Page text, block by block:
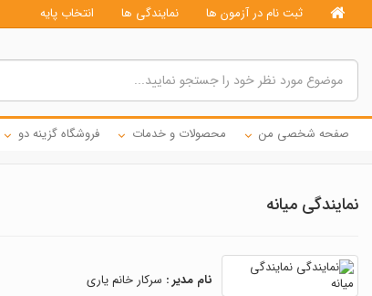
ثبت نام در آزمون ها نمایندگی ها انتخاب پایه
صفحه شخصی من محصولات و خدمات فروشگاه گزینه دو
نمایندگی میانه
نام مدیر : سرکار خانم یاری